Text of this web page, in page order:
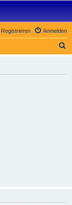
Anmelden
Registrieren